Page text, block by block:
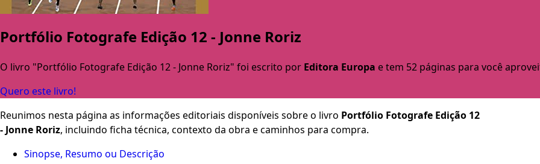
Portfólio Fotografe Edição 12 - Jonne Roriz
O livro "Portfólio Fotografe Edição 12 - Jonne Roriz" foi escrito por Editora Europa e tem 52 páginas para você
Quero este livro!
Reunimos nesta página as informações editoriais disponíveis sobre o livro Portfólio Fotografe Edição 12
- Jonne Roriz, incluindo ficha técnica, contexto da obra e caminhos para compra.
Sinopse, Resumo ou Descrição